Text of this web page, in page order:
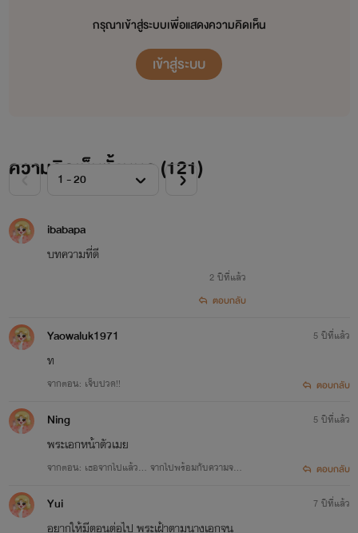
กรุณาเข้าสู่ระบบเพื่อแสดงความคิดเห็น
เข้าสู่ระบบ
ความคิดเห็นทั้งหมด (121)
ibabapa
บทความที่ดี
2 ปีที่แล้ว
ตอบกลับ
Yaowaluk1971
ท
จากตอน: เจ็บปวด!!
5 ปีที่แล้ว
ตอบกลับ
Ning
พระเอกหน้าตัวเมย
จากตอน: เธอจากไปแล้ว... จากไปพร้อมกับความจริง
5 ปีที่แล้ว
ตอบกลับ
Yui
อยากให้มีตอนต่อไป พระเฝ้าตามนางเอกจน
7 ปีที่แล้ว